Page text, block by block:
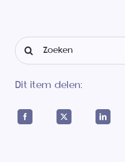
Search
for:
Dit item delen: